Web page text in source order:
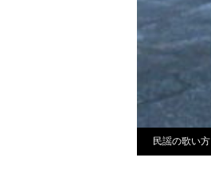
民謡の歌い方